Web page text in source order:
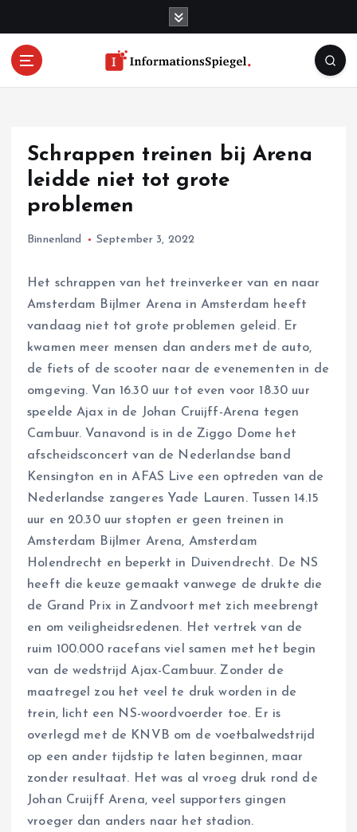
Schrappen treinen bij Arena
leidde niet tot grote
problemen
Binnenland September 3, 2022
Het schrappen van het treinverkeer van en naar
Amsterdam Bijlmer Arena in Amsterdam heeft
vandaag niet tot grote problemen geleid. Er
kwamen meer mensen dan anders met de auto,
de fiets of de scooter naar de evenementen in de
omgeving. Van 16.30 uur tot even voor 18.30 uur
speelde Ajax in de Johan Cruijff-Arena tegen
Cambuur. Vanavond is in de Ziggo Dome het
afscheidsconcert van de Nederlandse band
Kensington en in AFAS Live een optreden van de
Nederlandse zangeres Yade Lauren. Tussen 14.15
uur en 20.30 uur stopten er geen treinen in
Amsterdam Bijlmer Arena, Amsterdam
Holendrecht en beperkt in Duivendrecht. De NS
heeft die keuze gemaakt vanwege de drukte die
de Grand Prix in Zandvoort met zich meebrengt
en om veiligheidsredenen. Het vertrek van de
ruim 100.000 racefans viel samen met het begin
van de wedstrijd Ajax-Cambuur. Zonder de
maatregel zou het veel te druk worden in de
trein, licht een NS-woordvoerder toe. Er is
overlegd met de KNVB om de voetbalwedstrijd
op een ander tijdstip te laten beginnen, maar
zonder resultaat. Het was al vroeg druk rond de
Johan Cruijff Arena, veel supporters gingen
vroeger dan anders naar het stadion.